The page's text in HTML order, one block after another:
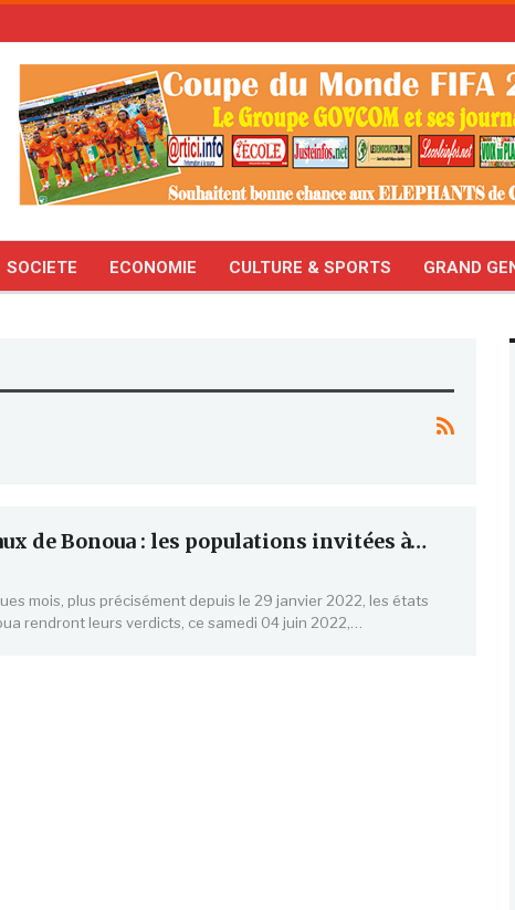
SOCIETE ECONOMIE CULTURE & SPORTS GRAND
de Bonoua : les populations invitées à…
mois, plus précisément depuis le 29 janvier 2022, les états
rendront leurs verdicts, ce samedi 04 juin 2022,…